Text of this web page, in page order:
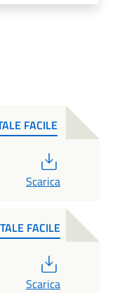
FACILE
Scarica
FACILE
Scarica